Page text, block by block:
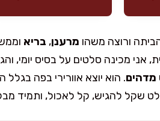
ורוצה משהו מרענן, בריא
אני מכינה סלטים על בסיס
מדהים. הוא יוצא אוורירי בפה
שקל להגיש, קל לאכול, ותמיד